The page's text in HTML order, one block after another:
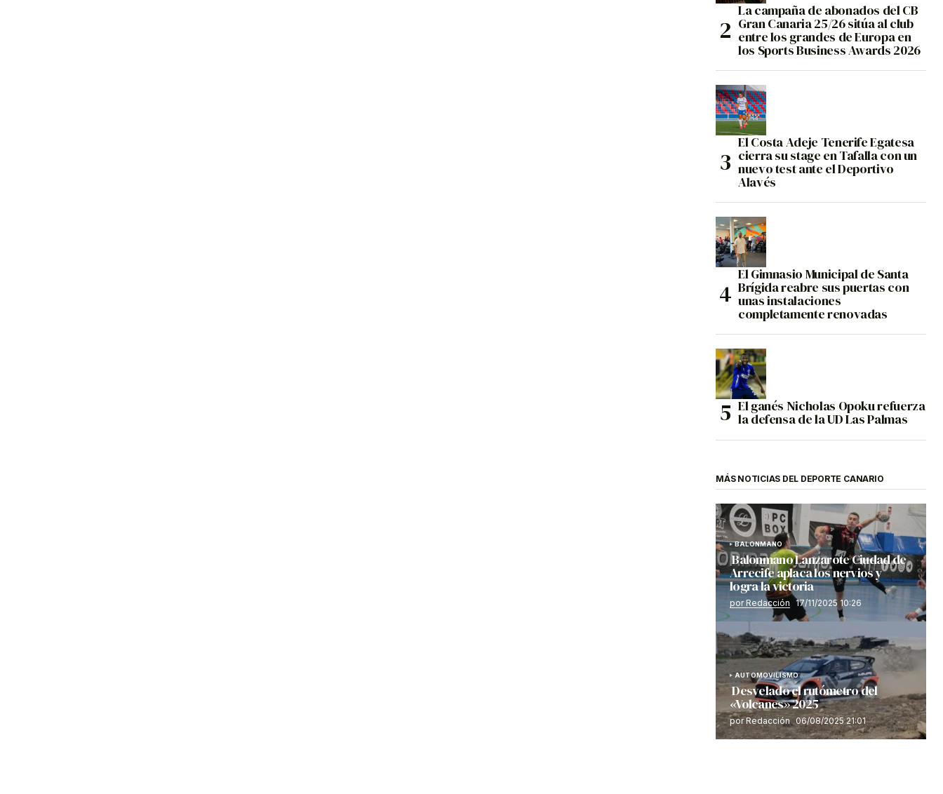
La campaña de abonados del CB
Gran Canaria 25/26 sitúa al club
entre los grandes de Europa en
los Sports Business Awards 2026
El Costa Adeje Tenerife Egatesa
cierra su stage en Tafalla con un
nuevo test ante el Deportivo
Alavés
El Gimnasio Municipal de Santa
Brígida reabre sus puertas con
unas instalaciones
completamente renovadas
El ganés Nicholas Opoku refuerza
la defensa de la UD Las Palmas
MÁS NOTICIAS DEL DEPORTE CANARIO
BALONMANO
Balonmano Lanzarote Ciudad de
Arrecife aplaca los nervios y
logra la victoria
por Redacción 17/11/2025 10:26
AUTOMOVILISMO
Desvelado el rutómetro del
«Volcanes» 2025
por Redacción 06/08/2025 21:01